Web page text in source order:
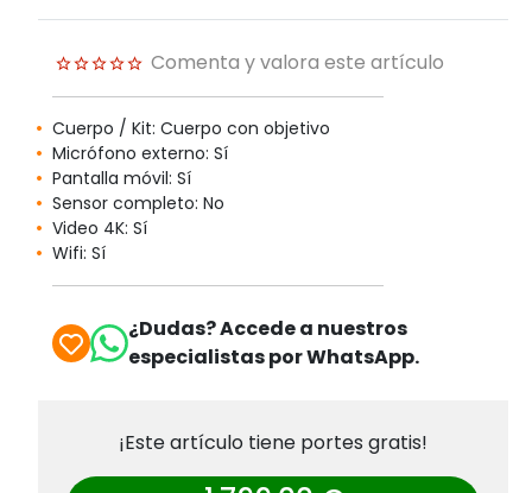
Comenta y valora este artículo
Cuerpo / Kit: Cuerpo con objetivo
Micrófono externo: Sí
Pantalla móvil: Sí
Sensor completo: No
Video 4K: Sí
Wifi: Sí
¿Dudas? Accede a nuestros
especialistas por WhatsApp.
¡Este artículo tiene portes gratis!